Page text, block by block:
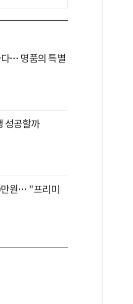
… 명품의 특별
성공할까
원… "프리미